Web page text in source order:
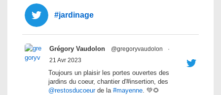
#jardinage
Grégory Vaudolon @gregoryvaudolon
·
21 Avr 2023
Toujours un plaisir les portes ouvertes des
jardins du coeur, chantier d'#insertion, des
@restosducoeurde la #mayenne. 💚🌻